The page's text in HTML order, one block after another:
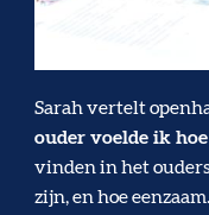
Sarah vertelt
ouder voelde ik
vinden in het
zijn, en hoe